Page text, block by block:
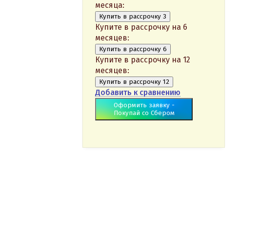
месяца:
Купить в рассрочку 3
Купите в рассрочку на 6
месяцев:
Купить в рассрочку 6
Купите в рассрочку на 12
месяцев:
Купить в рассрочку 12
Добавить к сравнению
Оформить заявку -
Покупай со Сбером